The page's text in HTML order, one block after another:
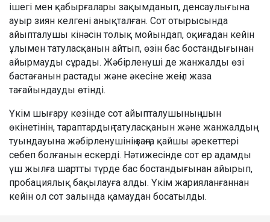
ішегі мен қабырғалары зақымданып, денсаулығына
ауыр зиян келгені анықталған. Сот отырысында
айыпталушы кінәсін толық мойындап, оқиғадан кейін
ұлымен татуласқанын айтып, өзін бас бостандығынан
айырмауды сұрады. Жәбірленуші де жанжалды өзі
бастағанын растады және әкесіне жеңіл жаза
тағайындауды өтінді.
Үкім шығару кезінде сот айыпталушының шын
өкінетінін, тараптардың татуласқанын және жанжалдың
туындауына жәбірленушінің заңға қайшы әрекеттері
себеп болғанын ескерді. Нәтижесінде сот ер адамды
үш жылға шартты түрде бас бостандығынан айырып,
пробациялық бақылауға алды. Үкім жарияланғаннан
кейін ол сот залында қамаудан босатылды.